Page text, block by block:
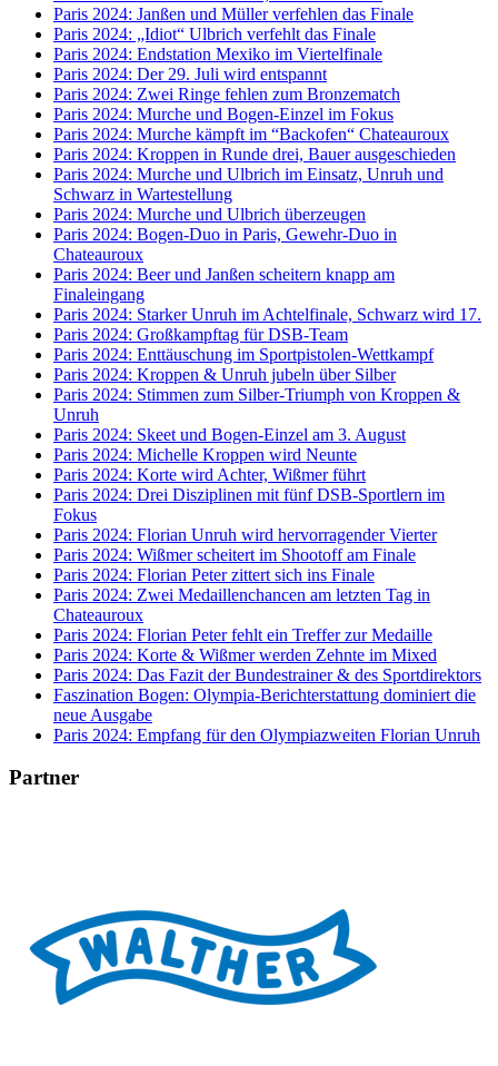
Paris 2024: Janßen und Müller verfehlen das Finale
Paris 2024: „Idiot“ Ulbrich verfehlt das Finale
Paris 2024: Endstation Mexiko im Viertelfinale
Paris 2024: Der 29. Juli wird entspannt
Paris 2024: Zwei Ringe fehlen zum Bronzematch
Paris 2024: Murche und Bogen-Einzel im Fokus
Paris 2024: Murche kämpft im “Backofen“ Chateauroux
Paris 2024: Kroppen in Runde drei, Bauer ausgeschieden
Paris 2024: Murche und Ulbrich im Einsatz, Unruh und
Schwarz in Wartestellung
Paris 2024: Murche und Ulbrich überzeugen
Paris 2024: Bogen-Duo in Paris, Gewehr-Duo in
Chateauroux
Paris 2024: Beer und Janßen scheitern knapp am
Finaleingang
Paris 2024: Starker Unruh im Achtelfinale, Schwarz wird 17.
Paris 2024: Großkampftag für DSB-Team
Paris 2024: Enttäuschung im Sportpistolen-Wettkampf
Paris 2024: Kroppen & Unruh jubeln über Silber
Paris 2024: Stimmen zum Silber-Triumph von Kroppen &
Unruh
Paris 2024: Skeet und Bogen-Einzel am 3. August
Paris 2024: Michelle Kroppen wird Neunte
Paris 2024: Korte wird Achter, Wißmer führt
Paris 2024: Drei Disziplinen mit fünf DSB-Sportlern im
Fokus
Paris 2024: Florian Unruh wird hervorragender Vierter
Paris 2024: Wißmer scheitert im Shootoff am Finale
Paris 2024: Florian Peter zittert sich ins Finale
Paris 2024: Zwei Medaillenchancen am letzten Tag in
Chateauroux
Paris 2024: Florian Peter fehlt ein Treffer zur Medaille
Paris 2024: Korte & Wißmer werden Zehnte im Mixed
Paris 2024: Das Fazit der Bundestrainer & des Sportdirektors
Faszination Bogen: Olympia-Berichterstattung dominiert die
neue Ausgabe
Paris 2024: Empfang für den Olympiazweiten Florian Unruh
Partner